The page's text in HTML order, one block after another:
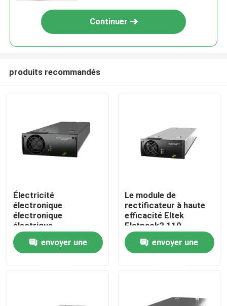
Accueil
Continuer
produits recommandés
Électricité
électronique
électronique
électrique
électronique
électronique
électronique
envoyer une
Le module de
rectificateur à haute
efficacité Eltek
Flatpack2 110-
125/2000 HE FP2
110/2000 HE WOR
numéro de pièce
envoyer une